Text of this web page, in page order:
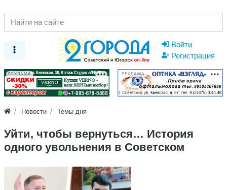
Войти
Регистрация
РЕКЛАМА РЕКЛАМА
Новости Темы дня
​Уйти, чтобы вернуться… История
одного увольнения в Советском